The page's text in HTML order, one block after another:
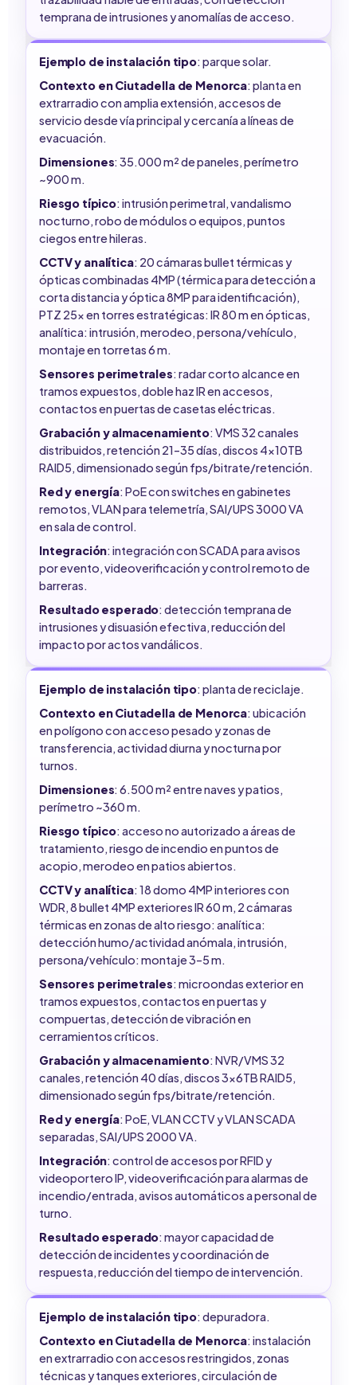
temprana de intrusiones y anomalías de acceso.
Ejemplo de instalación tipo: parque solar.
Contexto en Ciutadella de Menorca: planta en
extrarradio con amplia extensión, accesos de
servicio desde vía principal y cercanía a líneas de
evacuación.
Dimensiones: 35.000 m² de paneles, perímetro
~900 m.
Riesgo típico: intrusión perimetral, vandalismo
nocturno, robo de módulos o equipos, puntos
ciegos entre hileras.
CCTV y analítica: 20 cámaras bullet térmicas y
ópticas combinadas 4MP (térmica para detección a
corta distancia y óptica 8MP para identificación),
PTZ 25x en torres estratégicas: IR 80 m en ópticas,
analítica: intrusión, merodeo, persona/vehículo,
montaje en torretas 6 m.
Sensores perimetrales: radar corto alcance en
tramos expuestos, doble haz IR en accesos,
contactos en puertas de casetas eléctricas.
Grabación y almacenamiento: VMS 32 canales
distribuidos, retención 21–35 días, discos 4x10TB
RAID5, dimensionado según fps/bitrate/retención.
Red y energía: PoE con switches en gabinetes
remotos, VLAN para telemetría, SAI/UPS 3000 VA
en sala de control.
Integración: integración con SCADA para avisos
por evento, videoverificación y control remoto de
barreras.
Resultado esperado: detección temprana de
intrusiones y disuasión efectiva, reducción del
impacto por actos vandálicos.
Ejemplo de instalación tipo: planta de reciclaje.
Contexto en Ciutadella de Menorca: ubicación
en polígono con acceso pesado y zonas de
transferencia, actividad diurna y nocturna por
turnos.
Dimensiones: 6.500 m² entre naves y patios,
perímetro ~360 m.
Riesgo típico: acceso no autorizado a áreas de
tratamiento, riesgo de incendio en puntos de
acopio, merodeo en patios abiertos.
CCTV y analítica: 18 domo 4MP interiores con
WDR, 8 bullet 4MP exteriores IR 60 m, 2 cámaras
térmicas en zonas de alto riesgo: analítica:
detección humo/actividad anómala, intrusión,
persona/vehículo: montaje 3–5 m.
Sensores perimetrales: microondas exterior en
tramos expuestos, contactos en puertas y
compuertas, detección de vibración en
cerramientos críticos.
Grabación y almacenamiento: NVR/VMS 32
canales, retención 40 días, discos 3x6TB RAID5,
dimensionado según fps/bitrate/retención.
Red y energía: PoE, VLAN CCTV y VLAN SCADA
separadas, SAI/UPS 2000 VA.
Integración: control de accesos por RFID y
videoportero IP, videoverificación para alarmas de
incendio/entrada, avisos automáticos a personal de
turno.
Resultado esperado: mayor capacidad de
detección de incidentes y coordinación de
respuesta, reducción del tiempo de intervención.
Ejemplo de instalación tipo: depuradora.
Contexto en Ciutadella de Menorca: instalación
en extrarradio con accesos restringidos, zonas
técnicas y tanques exteriores, circulación de